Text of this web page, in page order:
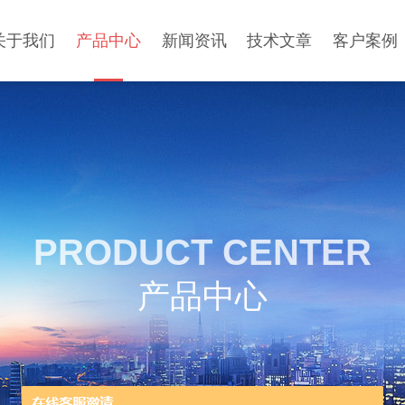
于我们 产品中心 新闻资讯 技术文章 客户案例
PRODUCT CENTER
产品中心